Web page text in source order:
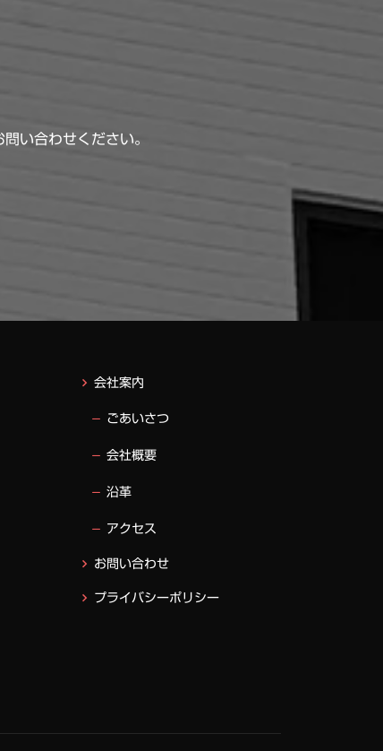
い合わせください。
会社案内
ごあいさつ
会社概要
沿革
アクセス
お問い合わせ
プライバシーポリシー